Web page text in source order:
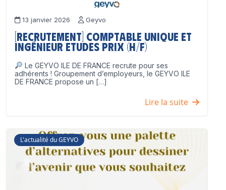
13 janvier 2026 Geyvo
[Recrutement] Comptable unique et
Ingénieur Etudes Prix (H/F)
Le GEYVO ILE DE FRANCE recrute pour ses
adhérents ! Groupement d’employeurs, le GEYVO ILE
DE FRANCE propose un […]
Lire la suite
L'actualité du GEYVO